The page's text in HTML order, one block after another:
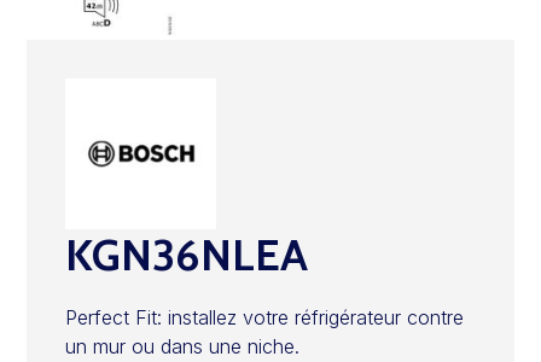
KGN36NLEA
Perfect Fit: installez votre réfrigérateur contre
un mur ou dans une niche.